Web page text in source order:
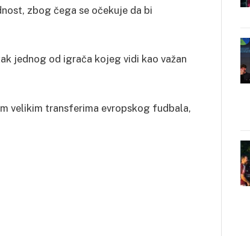
zbog čega se očekuje da bi
jednog od igrača kojeg vidi kao važan
velikim transferima evropskog fudbala,